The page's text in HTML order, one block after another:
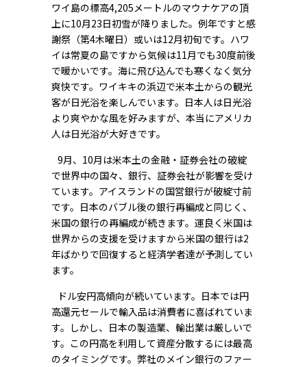
ワイ島の標高4,205メートルのマウナケアの頂
上に10月23日初雪が降りました。例年ですと感
謝祭（第4木曜日）或いは12月初旬です。ハワ
イは常夏の島ですから気候は11月でも30度前後
で暖かいです。海に飛び込んでも寒くなく気分
爽快です。ワイキキの浜辺で米本土からの観光
客が日光浴を楽しんでいます。日本人は日光浴
より爽やかな風を好みますが、本当にアメリカ
人は日光浴が大好きです。
9月、10月は米本土の金融・証券会社の破綻
で世界中の国々、銀行、証券会社が影響を受け
ています。アイスランドの国営銀行が破綻寸前
です。日本のバブル後の銀行再編成と同じく、
米国の銀行の再編成が続きます。運良く米国は
世界からの支援を受けますから米国の銀行は2
年ばかりで回復すると経済学者達が予測してい
ます。
ドル安円高傾向が続いています。日本では円
高還元セールで輸入品は消費者に喜ばれていま
す。しかし、日本の製造業、輸出業は厳しいで
す。この円高を利用して資産分散するには最高
のタイミングです。弊社のメイン銀行のファー